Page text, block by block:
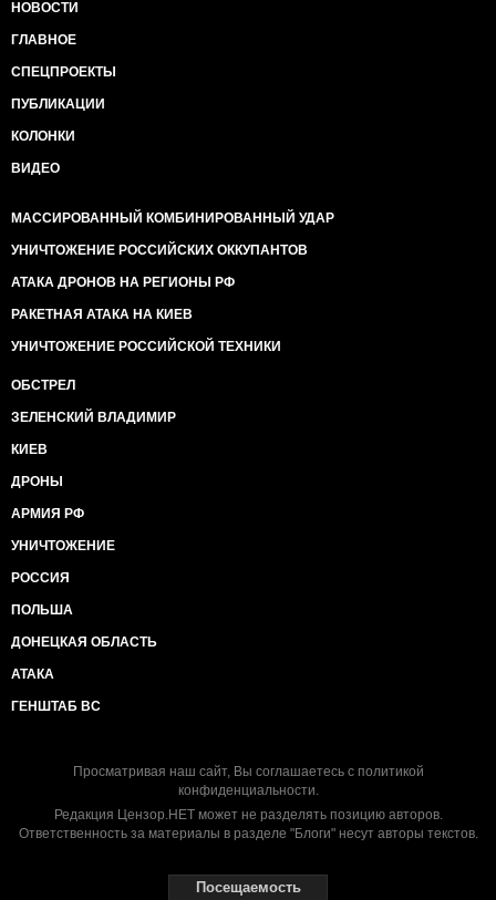
НОВОСТИ
ГЛАВНОЕ
СПЕЦПРОЕКТЫ
ПУБЛИКАЦИИ
КОЛОНКИ
ВИДЕО
МАССИРОВАННЫЙ КОМБИНИРОВАННЫЙ УДАР
УНИЧТОЖЕНИЕ РОССИЙСКИХ ОККУПАНТОВ
АТАКА ДРОНОВ НА РЕГИОНЫ РФ
РАКЕТНАЯ АТАКА НА КИЕВ
УНИЧТОЖЕНИЕ РОССИЙСКОЙ ТЕХНИКИ
ОБСТРЕЛ
ЗЕЛЕНСКИЙ ВЛАДИМИР
КИЕВ
ДРОНЫ
АРМИЯ РФ
УНИЧТОЖЕНИЕ
РОССИЯ
ПОЛЬША
ДОНЕЦКАЯ ОБЛАСТЬ
АТАКА
ГЕНШТАБ ВС
Просматривая наш сайт, Вы соглашаетесь с политикой
конфиденциальности.
Редакция Цензор.НЕТ может не разделять позицию авторов.
Ответственность за материалы в разделе "Блоги" несут авторы текстов.
Посещаемость